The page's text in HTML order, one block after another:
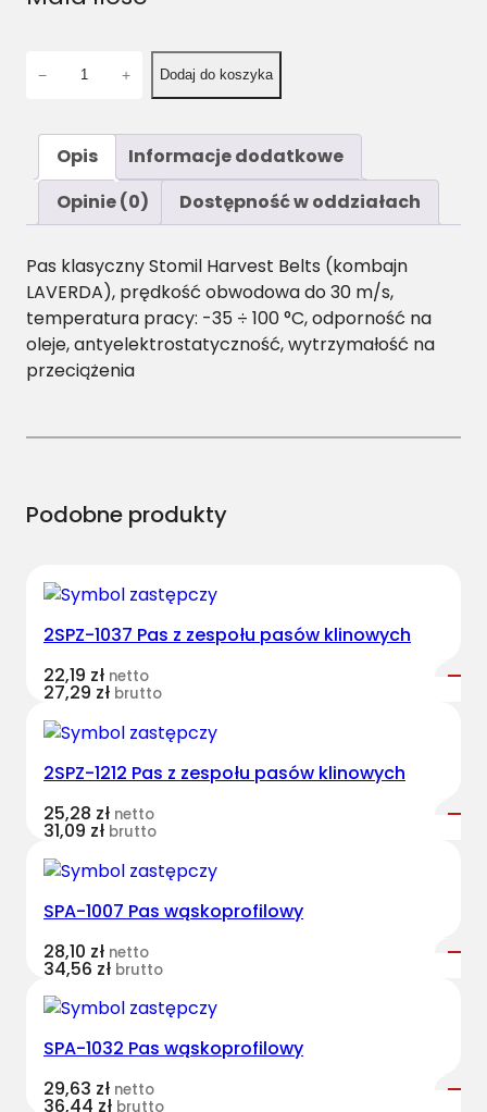
/
-
1
7
8
0
a
− + Dodaj do koszyka
Opis
Informacje dodatkowe
Opinie (0)
Dostępność w oddziałach
Pas klasyczny Stomil Harvest Belts (kombajn
LAVERDA), prędkość obwodowa do 30 m/s,
temperatura pracy: -35 ÷ 100 °C, odporność na
oleje, antyelektrostatyczność, wytrzymałość na
przeciążenia
Podobne produkty
2SPZ-1037 Pas z zespołu pasów klinowych
22,19 zł netto
27,29 zł brutto
2SPZ-1212 Pas z zespołu pasów klinowych
25,28 zł netto
31,09 zł brutto
SPA-1007 Pas wąskoprofilowy
28,10 zł netto
34,56 zł brutto
SPA-1032 Pas wąskoprofilowy
29,63 zł netto
36,44 zł brutto